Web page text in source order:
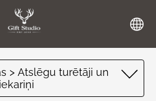
> Atslēgu turētāji un